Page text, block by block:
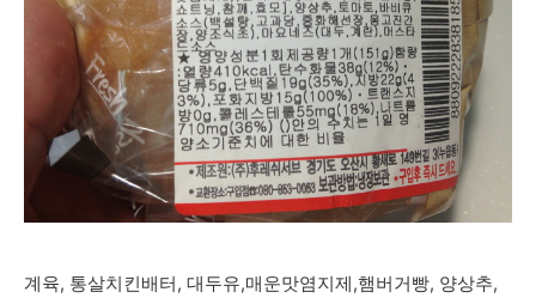
계육, 통살치킨배터, 대두유,매운맛염지제,햄버거빵, 양상추,